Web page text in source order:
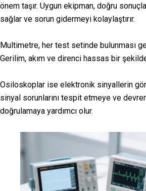
önem taşır. Uygun ekipman, doğru
sağlar ve sorun gidermeyi kolaylaştırır.
Multimetre, her test setinde bulunması
Gerilim, akım ve direnci hassas bir
Osiloskoplar ise elektronik sinyallerin
sinyal sorunlarını tespit etmeye ve
doğrulamaya yardımcı olur.